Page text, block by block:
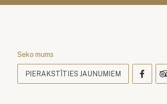
Seko mums
PIERAKSTĪTIES JAUNUMIEM